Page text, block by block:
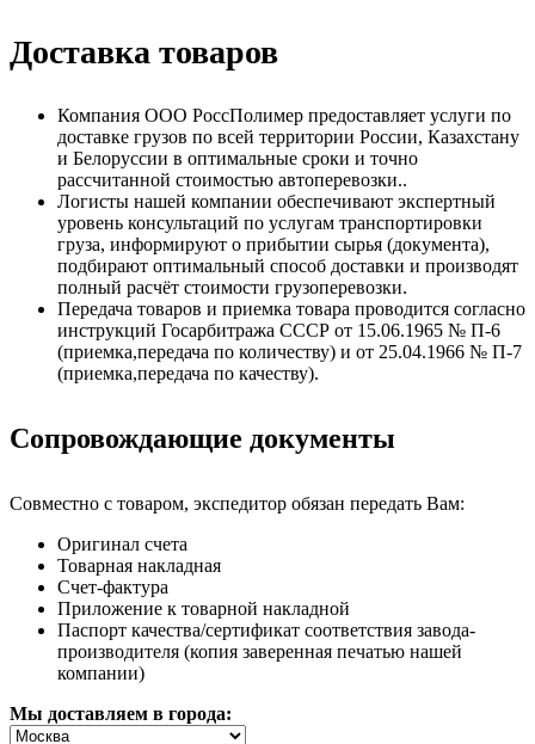
Доставка товаров
Компания ООО РоссПолимер предоставляет услуги по
доставке грузов по всей территории России, Казахстану
и Белоруссии в оптимальные сроки и точно
рассчитанной стоимостью автоперевозки..
Логисты нашей компании обеспечивают экспертный
уровень консультаций по услугам транспортировки
груза, информируют о прибытии сырья (документа),
подбирают оптимальный способ доставки и производят
полный расчёт стоимости грузоперевозки.
Передача товаров и приемка товара проводится согласно
инструкций Госарбитража СССР от 15.06.1965 № П-6
(приемка,передача по количеству) и от 25.04.1966 № П-7
(приемка,передача по качеству).
Сопровождающие документы
Совместно с товаром, экспедитор обязан передать Вам:
Оригинал счета
Товарная накладная
Счет-фактура
Приложение к товарной накладной
Паспорт качества/сертификат соответствия завода-
производителя (копия заверенная печатью нашей
компании)
Мы доставляем в города: